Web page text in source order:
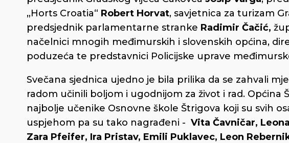
„Horts Croatia“ Robert Horvat, savjetnica za turizam
predsjednik parlamentarne stranke Radimir Čačić,
načelnici mnogih međimurskih i slovenskih općina,
poduzeća te predstavnici Policijske uprave
Svečana sjednica ujedno je bila prilika da se zahvali
radom učinili boljom i ugodnijom za život i rad.
najbolje učenike Osnovne škole Štrigova koji su svih
uspjehom pa su tako nagrađeni - Vita Čavničar,
Zara Pfeifer, Ira Pristav, Emili Puklavec, Leon